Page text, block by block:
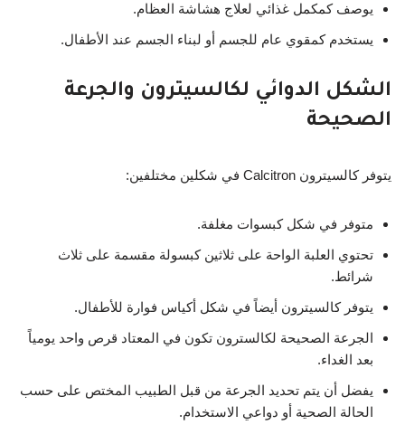
يوصف كمكمل غذائي لعلاج هشاشة العظام.
يستخدم كمقوي عام للجسم أو لبناء الجسم عند الأطفال.
الشكل الدوائي لكالسيترون والجرعة
الصحيحة
يتوفر كالسيترون Calcitron في شكلين مختلفين:
متوفر في شكل كبسوات مغلفة.
تحتوي العلبة الواحة على ثلاثين كبسولة مقسمة على ثلاث
شرائط.
يتوفر كالسيترون أيضاً في شكل أكياس فوارة للأطفال.
الجرعة الصحيحة لكالسترون تكون في المعتاد قرص واحد يومياً
بعد الغداء.
يفضل أن يتم تحديد الجرعة من قبل الطبيب المختص على حسب
الحالة الصحية أو دواعي الاستخدام.